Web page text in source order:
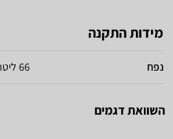
מידות התקנה
נפח 66 ליטר
השוואת דגמים